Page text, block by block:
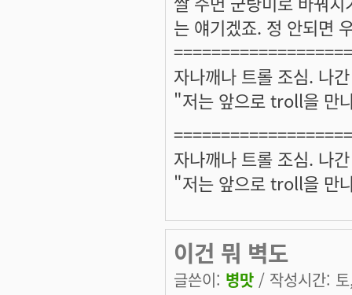
는 얘기겠죠. 정 안되면
자나깨나 트롤 조심. 나
"저는 앞으로 troll을 만
자나깨나 트롤 조심. 나
"저는 앞으로 troll을 만
이건 뭐 벽도
글쓴이: 병맛 / 작성시간: